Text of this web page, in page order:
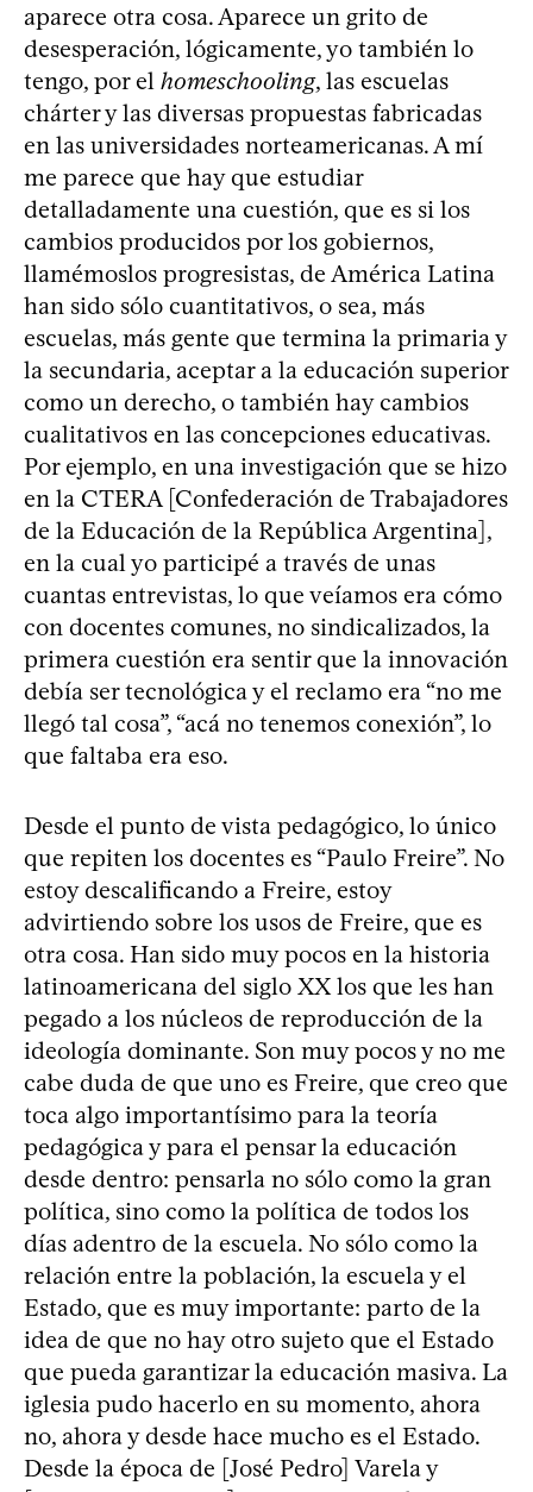
aparece otra cosa. Aparece un grito de
desesperación, lógicamente, yo también lo
tengo, por el homeschooling, las escuelas
chárter y las diversas propuestas fabricadas
en las universidades norteamericanas. A mí
me parece que hay que estudiar
detalladamente una cuestión, que es si los
cambios producidos por los gobiernos,
llamémoslos progresistas, de América Latina
han sido sólo cuantitativos, o sea, más
escuelas, más gente que termina la primaria y
la secundaria, aceptar a la educación superior
como un derecho, o también hay cambios
cualitativos en las concepciones educativas.
Por ejemplo, en una investigación que se hizo
en la CTERA [Confederación de Trabajadores
de la Educación de la República Argentina],
en la cual yo participé a través de unas
cuantas entrevistas, lo que veíamos era cómo
con docentes comunes, no sindicalizados, la
primera cuestión era sentir que la innovación
debía ser tecnológica y el reclamo era “no me
llegó tal cosa”, “acá no tenemos conexión”, lo
que faltaba era eso.
Desde el punto de vista pedagógico, lo único
que repiten los docentes es “Paulo Freire”. No
estoy descalificando a Freire, estoy
advirtiendo sobre los usos de Freire, que es
otra cosa. Han sido muy pocos en la historia
latinoamericana del siglo XX los que les han
pegado a los núcleos de reproducción de la
ideología dominante. Son muy pocos y no me
cabe duda de que uno es Freire, que creo que
toca algo importantísimo para la teoría
pedagógica y para el pensar la educación
desde dentro: pensarla no sólo como la gran
política, sino como la política de todos los
días adentro de la escuela. No sólo como la
relación entre la población, la escuela y el
Estado, que es muy importante: parto de la
idea de que no hay otro sujeto que el Estado
que pueda garantizar la educación masiva. La
iglesia pudo hacerlo en su momento, ahora
no, ahora y desde hace mucho es el Estado.
Desde la época de [José Pedro] Varela y